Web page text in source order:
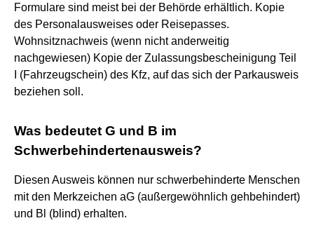
Formulare sind meist bei der Behörde erhältlich. Kopie
des Personalausweises oder Reisepasses.
Wohnsitznachweis (wenn nicht anderweitig
nachgewiesen) Kopie der Zulassungsbescheinigung Teil
I (Fahrzeugschein) des Kfz, auf das sich der Parkausweis
beziehen soll.
Was bedeutet G und B im
Schwerbehindertenausweis?
Diesen Ausweis können nur schwerbehinderte Menschen
mit den Merkzeichen aG (außergewöhnlich gehbehindert)
und Bl (blind) erhalten.